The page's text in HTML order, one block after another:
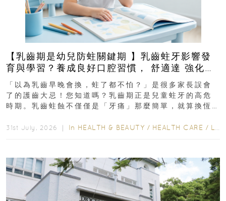
【乳齒期是幼兒防蛀關鍵期 】乳齒蛀牙影響發
育與學習？養成良好口腔習慣， 舒適達 強化琺
瑯質 兒童牙膏防護指南
「以為乳齒早晚會換，蛀了都不怕？」是很多家長誤會
了的護齒大忌！您知道嗎？乳齒期正是兒童蛀牙的高危
時期。乳齒蛀蝕不僅僅是「牙痛」那麼簡單，就算換恆
31st July, 2026 ｜ In HEALTH & BEAUTY / HEALTH CARE / LIFESTYLE